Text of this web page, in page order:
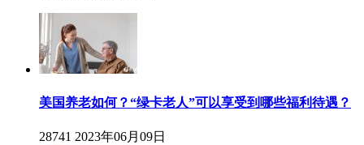
美国养老如何？“绿卡老人”可以享受到哪些福利待遇？
28741 2023年06月09日